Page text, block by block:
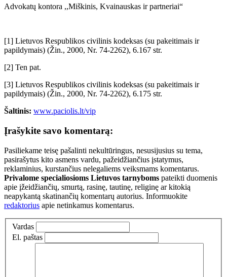
Advokatų kontora ,,Miškinis, Kvainauskas ir partneriai“
[1] Lietuvos Respublikos civilinis kodeksas (su pakeitimais ir
papildymais) (Žin., 2000, Nr. 74-2262), 6.167 str.
[2] Ten pat.
[3] Lietuvos Respublikos civilinis kodeksas (su pakeitimais ir
papildymais) (Žin., 2000, Nr. 74-2262), 6.175 str.
Šaltinis: www.paciolis.lt/vip
Įrašykite savo komentarą:
Pasiliekame teisę pašalinti nekultūringus, nesusijusius su tema,
pasirašytus kito asmens vardu, pažeidžiančius įstatymus,
reklaminius, kurstančius nelegaliems veiksmams komentarus.
Privalome specialiosioms Lietuvos tarnyboms pateikti duomenis
apie įžeidžiančių, smurtą, rasinę, tautinę, religinę ar kitokią
neapykantą skatinančių komentarų autorius. Informuokite
redaktorius apie netinkamus komentarus.
Vardas
El. paštas